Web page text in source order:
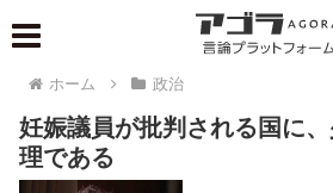
ホーム 政治
妊娠議員が批判される国に
理である